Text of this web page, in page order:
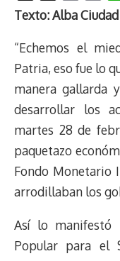
h
e
d
s
o
y
L
i
n
r
n
Texto: Alba
“Echemos el
Patria, eso fue lo
manera gallarda
desarrollar los
martes 28 de
paquetazo
Fondo Monetario
arrodillaban los
Así lo manifestó
Popular para el